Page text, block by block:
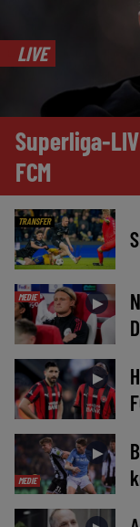
LIVE
Superliga-
FCM
TRANSFER
MEDIE ►
►
MEDIE
►